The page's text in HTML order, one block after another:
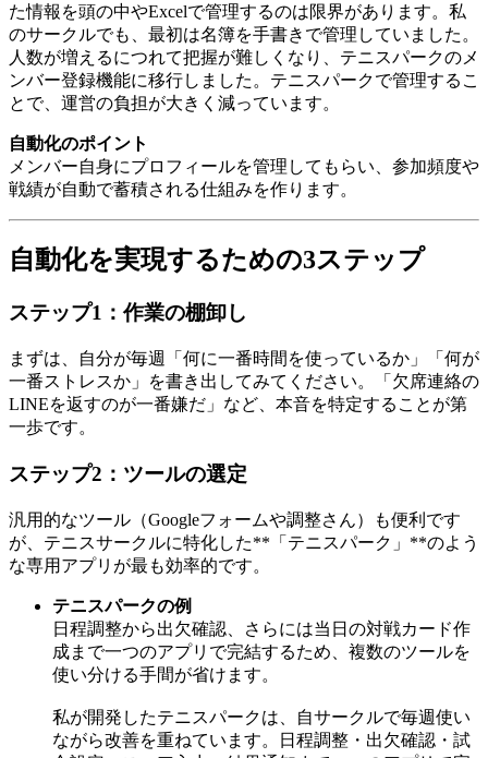
た情報を頭の中やExcelで管理するのは限界があります。私
のサークルでも、最初は名簿を手書きで管理していました。
人数が増えるにつれて把握が難しくなり、テニスパークのメ
ンバー登録機能に移行しました。テニスパークで管理するこ
とで、運営の負担が大きく減っています。
自動化のポイント
メンバー自身にプロフィールを管理してもらい、参加頻度や
戦績が自動で蓄積される仕組みを作ります。
自動化を実現するための3ステップ
ステップ1：作業の棚卸し
まずは、自分が毎週「何に一番時間を使っているか」「何が
一番ストレスか」を書き出してみてください。「欠席連絡の
LINEを返すのが一番嫌だ」など、本音を特定することが第
一歩です。
ステップ2：ツールの選定
汎用的なツール（Googleフォームや調整さん）も便利です
が、テニスサークルに特化した**「テニスパーク」**のよう
な専用アプリが最も効率的です。
テニスパークの例
日程調整から出欠確認、さらには当日の対戦カード作
成まで一つのアプリで完結するため、複数のツールを
使い分ける手間が省けます。
私が開発したテニスパークは、自サークルで毎週使い
ながら改善を重ねています。日程調整・出欠確認・試